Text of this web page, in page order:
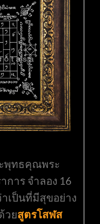
พุทธคุณพระ
การ จำลอง 16
เป็นที่มีสุขอย่าง
วยสูตรโสฬส